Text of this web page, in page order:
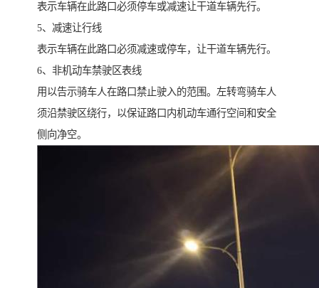
表示车辆在此路口必须停车或减速让干道车辆先行。
5、减速让行线
表示车辆在此路口必须减速或停车，让干道车辆先行。
6、非机动车禁驶区表线
用以告示骑车人在路口禁止驶入的范围。左转弯骑车人
须沿禁驶区绕行，以保证路口内机动车通行空间和安全
侧向净空。